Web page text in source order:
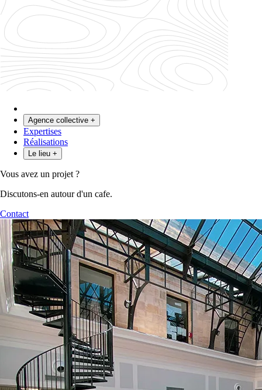
Agence collective +
Le collectif
Le modèle
Les expert·es
Expertises
Réalisations
Le lieu +
Vous avez un projet ?
Discutons-en autour d'un cafe.
Contact